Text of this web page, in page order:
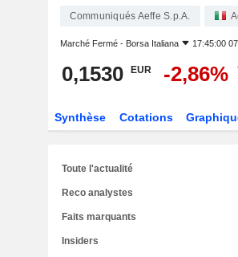
Communiqués Aeffe S.p.A.
Marché Fermé - Borsa Italiana 17:45:00
0,1530 EUR -2,86%
Synthèse Cotations
Toute l'actualité
Reco analystes
Faits marquants
Insiders